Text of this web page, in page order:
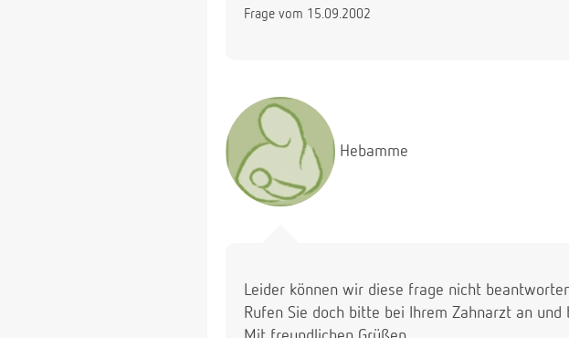
Frage vom 15.09.2002
Hebamme
Leider können wir diese frage nicht
Rufen Sie doch bitte bei Ihrem Zahnarzt an